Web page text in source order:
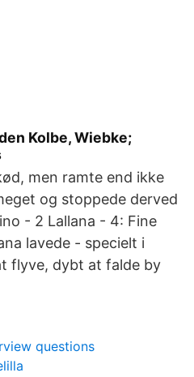
Kolbe, Wiebke;
men ramte end ikke
og stoppede derved
- 2 Lallana - 4: Fine
lavede - specielt i
flyve, dybt at falde by
questions